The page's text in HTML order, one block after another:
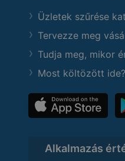
Üzletek szűrése
Tervezze meg
Tudja meg, mikor
Most költözött
Alkalmazás